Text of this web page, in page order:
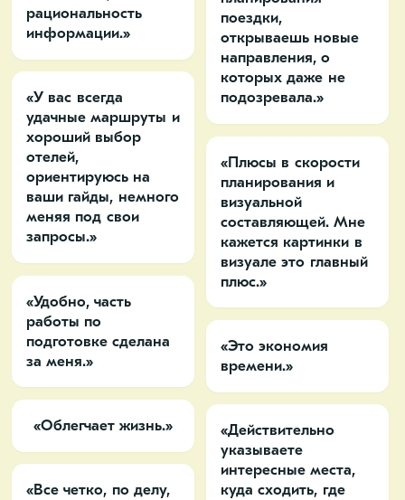
рациональность
информации.»
«У вас всегда
удачные маршруты и
хороший выбор
отелей,
ориентируюсь на
ваши гайды, немного
меняя под свои
запросы.»
«Удобно, часть
работы по
подготовке сделана
за меня.»
«Облегчает жизнь.»
«Все четко, по делу,
поездки,
открываешь новые
направления, о
которых даже не
подозревала.»
«Плюсы в скорости
планирования и
визуальной
составляющей. Мне
кажется картинки в
визуале это главный
плюс.»
«Это экономия
времени.»
«Действительно
указываете
интересные места,
куда сходить, где